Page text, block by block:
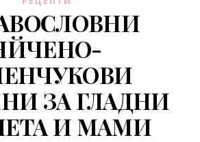
ЗА ГЛАДНИ
И МАМИ